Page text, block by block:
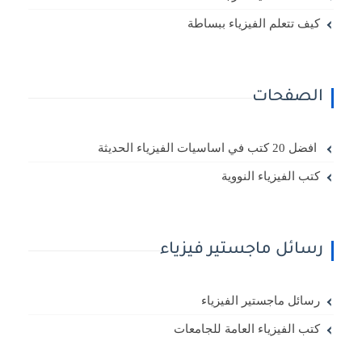
كيف تتعلم الفيزياء ببساطة
الصفحات
افضل 20 كتب في اساسيات الفيزياء الحديثة
كتب الفيزياء النووية
رسائل ماجستير فيزياء
رسائل ماجستير الفيزياء
كتب الفيزياء العامة للجامعات